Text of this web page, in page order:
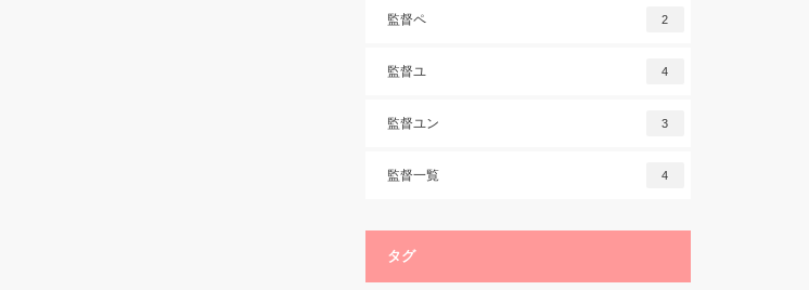
監督ペ 2
監督ユ 4
監督ユン 3
監督一覧 4
タグ